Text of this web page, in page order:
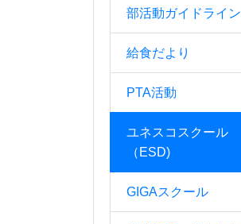
部活動ガイドライン
給食だより
PTA活動
ユネスコスクール
（ESD)
GIGAスクール